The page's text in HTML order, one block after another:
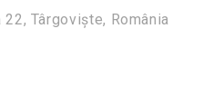
Târgoviște, România